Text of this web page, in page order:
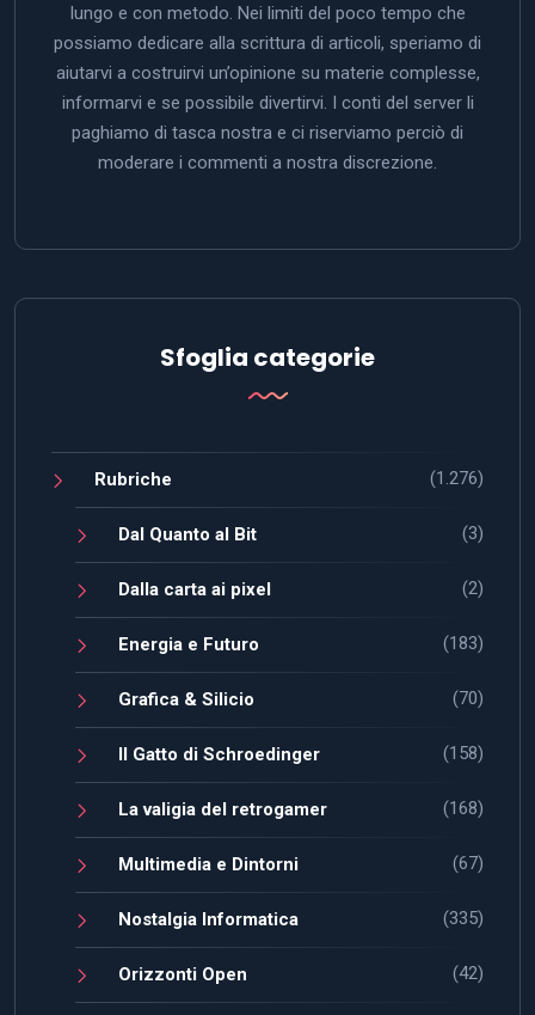
lungo e con metodo. Nei limiti del poco tempo che
possiamo dedicare alla scrittura di articoli, speriamo di
aiutarvi a costruirvi un’opinione su materie complesse,
informarvi e se possibile divertirvi. I conti del server li
paghiamo di tasca nostra e ci riserviamo perciò di
moderare i commenti a nostra discrezione.
Sfoglia categorie
Rubriche (1.276)
Dal Quanto al Bit (3)
Dalla carta ai pixel (2)
Energia e Futuro (183)
Grafica & Silicio (70)
Il Gatto di Schroedinger (158)
La valigia del retrogamer (168)
Multimedia e Dintorni (67)
Nostalgia Informatica (335)
Orizzonti Open (42)